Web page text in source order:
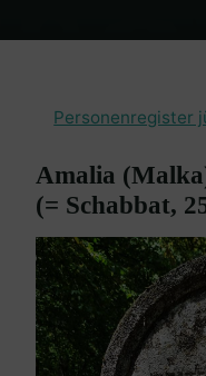
Personenregister
Amalia
(= Schabbat,